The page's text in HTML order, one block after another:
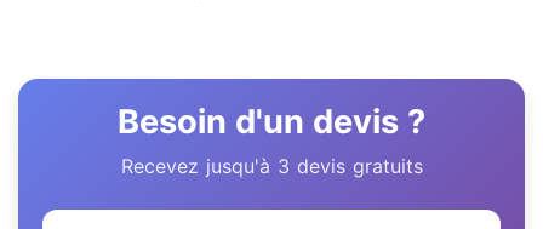
Besoin d'un devis ?
Recevez jusqu'à 3 devis gratuits